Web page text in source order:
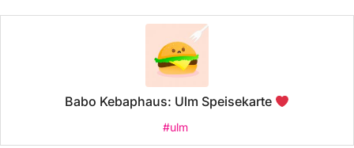
Babo Kebaphaus: Ulm Speisekarte
#ulm